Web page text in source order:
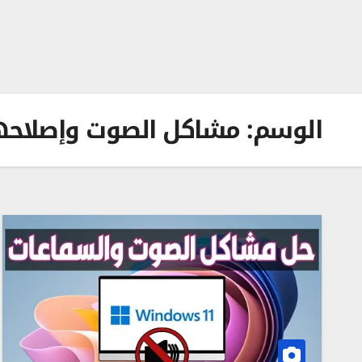
الوسم:مشاكل الصوت